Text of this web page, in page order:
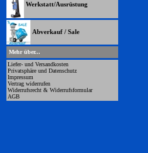
Werkstatt/Ausrüstung
Abverkauf / Sale
Mehr über...
Liefer- und Versandkosten
Privatsphäre und Datenschutz
Impressum
Vertrag widerrufen
Widerrufsrecht & Widerrufsformular
AGB